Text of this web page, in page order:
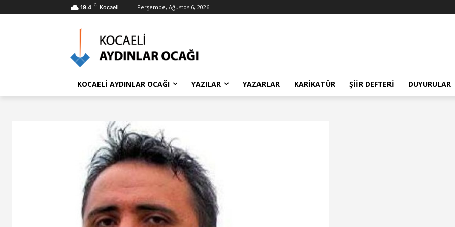
19.4 C Kocaeli Perşembe, Ağustos 6, 2026
KOCAELİ AYDINLAR OCAĞI YAZILAR YAZARLAR KARIKATÜR ŞIIR DEFTERI DUYURULAR